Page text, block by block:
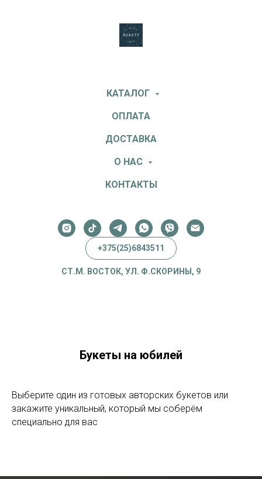
КАТАЛОГ
ОПЛАТА
ДОСТАВКА
О НАС
КОНТАКТЫ
+375(25)6843511
СТ.М. ВОСТОК, УЛ. Ф.СКОРИНЫ, 9
Букеты на юбилей
Выберите один из готовых авторских букетов или
закажите уникальный, который мы соберём
специально для вас